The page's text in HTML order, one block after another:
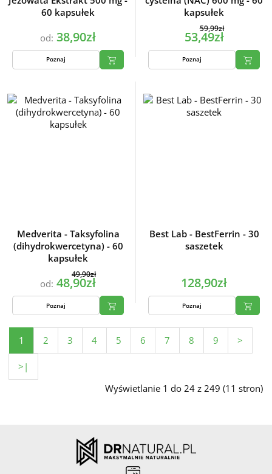
60 kapsułek
od: 38,90zł
Poznaj
kapsułek
59,99zł
53,49zł
Poznaj
Medverita - Taksyfolina
(dihydrokwercetyna) - 60
kapsułek
od:
49,90zł
48,90zł
Poznaj
Best Lab - BestFerrin - 30
saszetek
128,90zł
Poznaj
1 2 3 4 5 6 7 8 9 >
>|
Wyświetlanie 1 do 24 z 249 (11 stron)